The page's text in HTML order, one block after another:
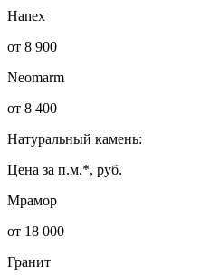
Hanex
от 8 900
Neomarm
от 8 400
Натуральный камень:
Цена за п.м.*, руб.
Мрамор
от 18 000
Гранит